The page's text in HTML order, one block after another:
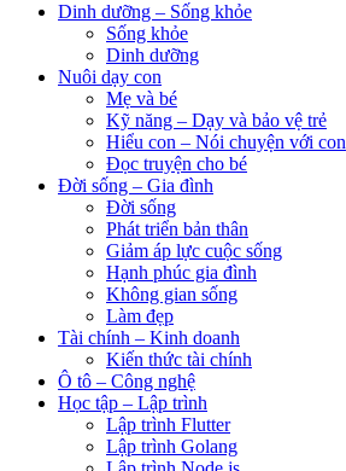
Dinh dưỡng – Sống khỏe
Sống khỏe
Dinh dưỡng
Nuôi dạy con
Mẹ và bé
Kỹ năng – Dạy và bảo vệ trẻ
Hiểu con – Nói chuyện với con
Đọc truyện cho bé
Đời sống – Gia đình
Đời sống
Phát triển bản thân
Giảm áp lực cuộc sống
Hạnh phúc gia đình
Không gian sống
Làm đẹp
Tài chính – Kinh doanh
Kiến thức tài chính
Ô tô – Công nghệ
Học tập – Lập trình
Lập trình Flutter
Lập trình Golang